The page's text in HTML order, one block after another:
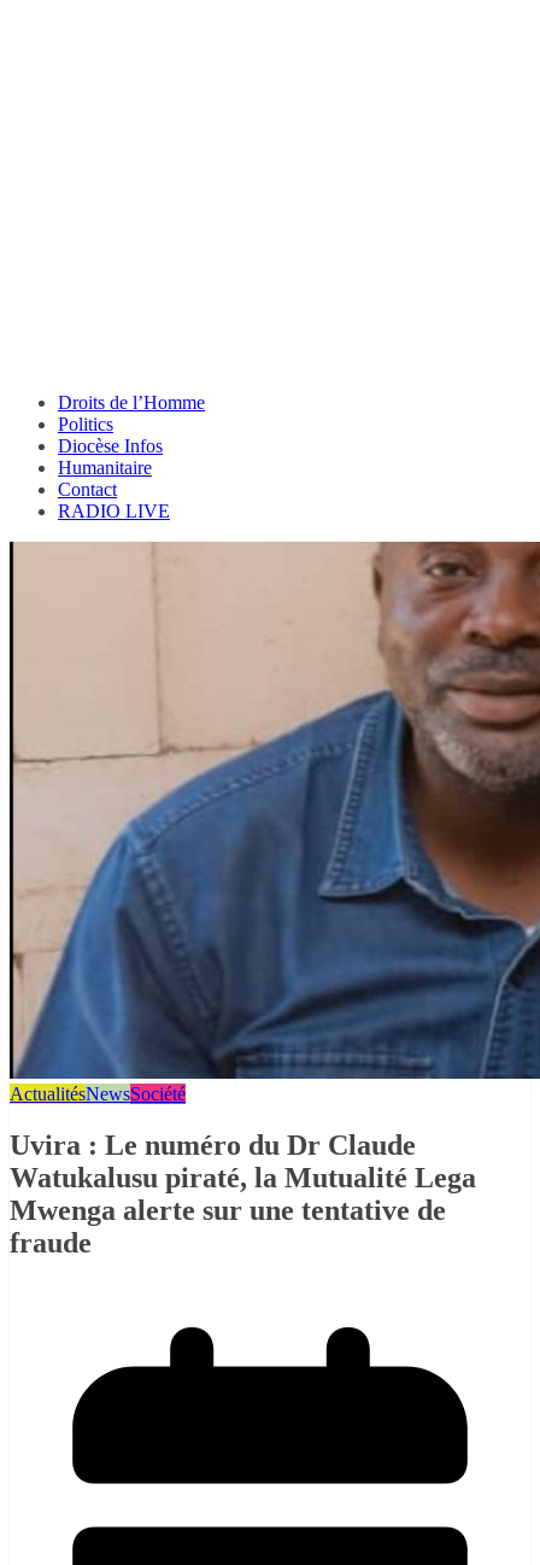
Droits de l’Homme
Politics
Diocèse Infos
Humanitaire
Contact
RADIO LIVE
ActualitésNewsSociété
Uvira : Le numéro du Dr Claude
Watukalusu piraté, la Mutualité Lega
Mwenga alerte sur une tentative de
fraude